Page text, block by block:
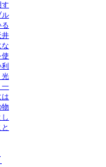
す
ル
る
井
な
使
光
一
は
物